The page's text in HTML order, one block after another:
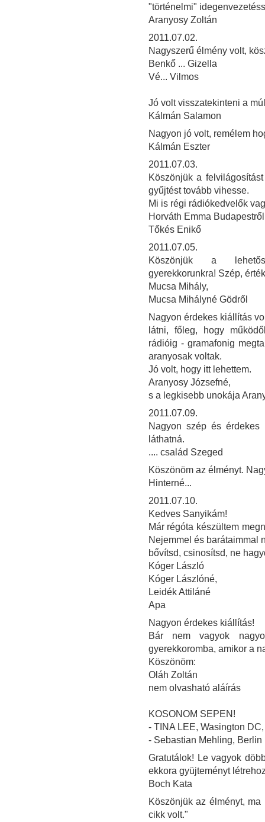
"történelmi"
Aranyosy Zoltán
2011.07.02.
Nagyszerű élmény volt,
Benkő ... Gizella
Vé... Vilmos
Jó volt visszatekinteni a
Kálmán Salamon
Nagyon jó volt, remélem
Kálmán Eszter
2011.07.03.
Köszönjük a
gyűjtést tovább vihesse.
Mi is régi rádiókedvelők
Horváth Emma Budapestről
Tőkés Enikő
2011.07.05.
Köszönjük a
gyerekkorunkra! Szép,
Mucsa Mihály,
Mucsa Mihályné Gödről
Nagyon érdekes kiállítás
látni, főleg, hogy
rádióig - gramafonig
aranyosak voltak.
Jó volt, hogy itt lehettem.
Aranyosy Józsefné,
s a legkisebb unokája
2011.07.09.
Nagyon szép és
láthatná.
.... család Szeged
Köszönöm az élményt.
Hinterné...
2011.07.10.
Kedves Sanyikám!
Már régóta készültem
Nejemmel és barátaimmal
bővítsd, csinosítsd, ne
Kóger László
Kóger Lászlóné,
Leidék Attiláné
Apa
Nagyon érdekes kiállítás!
Bár nem vagyok
gyerekkoromba, amikor a
Köszönöm:
Oláh Zoltán
nem olvasható aláírás
KOSONOM SEPEN!
- TINA LEE, Wasington
- Sebastian Mehling, Berlin
Gratutálok! Le vagyok
ekkora gyüjteményt
Boch Kata
Köszönjük az élményt,
cikk volt."